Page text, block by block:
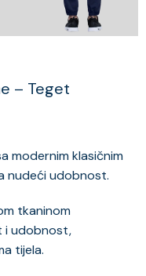
– Teget
modernim klasičnim
nudeći udobnost.
tkaninom
i udobnost,
tijela.